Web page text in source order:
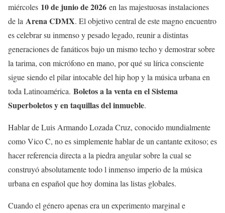
miércoles 10 de junio de 2026 en las majestuosas instalaciones
de la Arena CDMX. El objetivo central de este magno encuentro
es celebrar su inmenso y pesado legado, reunir a distintas
generaciones de fanáticos bajo un mismo techo y demostrar sobre
la tarima, con micrófono en mano, por qué su lírica consciente
sigue siendo el pilar intocable del hip hop y la música urbana en
toda Latinoamérica. Boletos a la venta en el Sistema
Superboletos y en taquillas del inmueble.
Hablar de Luis Armando Lozada Cruz, conocido mundialmente
como Vico C, no es simplemente hablar de un cantante exitoso; es
hacer referencia directa a la piedra angular sobre la cual se
construyó absolutamente todo l inmenso imperio de la música
urbana en español que hoy domina las listas globales.
Cuando el género apenas era un experimento marginal e